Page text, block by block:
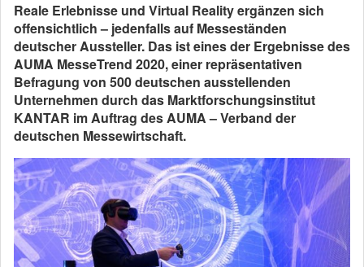
Reale Erlebnisse und Virtual Reality ergänzen sich
offensichtlich – jedenfalls auf Messeständen
deutscher Aussteller. Das ist eines der Ergebnisse des
AUMA MesseTrend 2020, einer repräsentativen
Befragung von 500 deutschen ausstellenden
Unternehmen durch das Marktforschungsinstitut
KANTAR im Auftrag des AUMA – Verband der
deutschen Messewirtschaft.